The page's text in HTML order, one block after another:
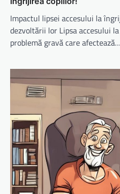
Impactul lipsei accesului la
dezvoltării lor Lipsa accesului
problemă gravă care afectează…